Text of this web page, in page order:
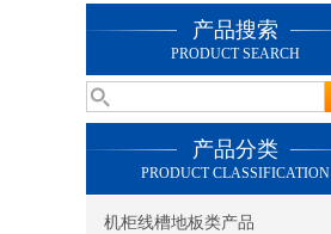
产品搜索
PRODUCT SEARCH
产品分类
PRODUCT CLASSIFICATION
机柜线槽地板类产品